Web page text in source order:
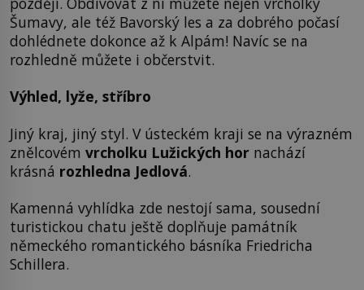
Šumavy, ale též Bavorský les a za dobrého počasí
dohlédnete dokonce až k Alpám! Navíc se na
rozhledně můžete i občerstvit.
Výhled, lyže, stříbro
Jiný kraj, jiný styl. V ústeckém kraji se na výrazném
znělcovém vrcholku Lužických hor nachází
krásná rozhledna Jedlová.
Kamenná vyhlídka zde nestojí sama, sousední
turistickou chatu ještě doplňuje památník
německého romantického básníka Friedricha
Schillera.